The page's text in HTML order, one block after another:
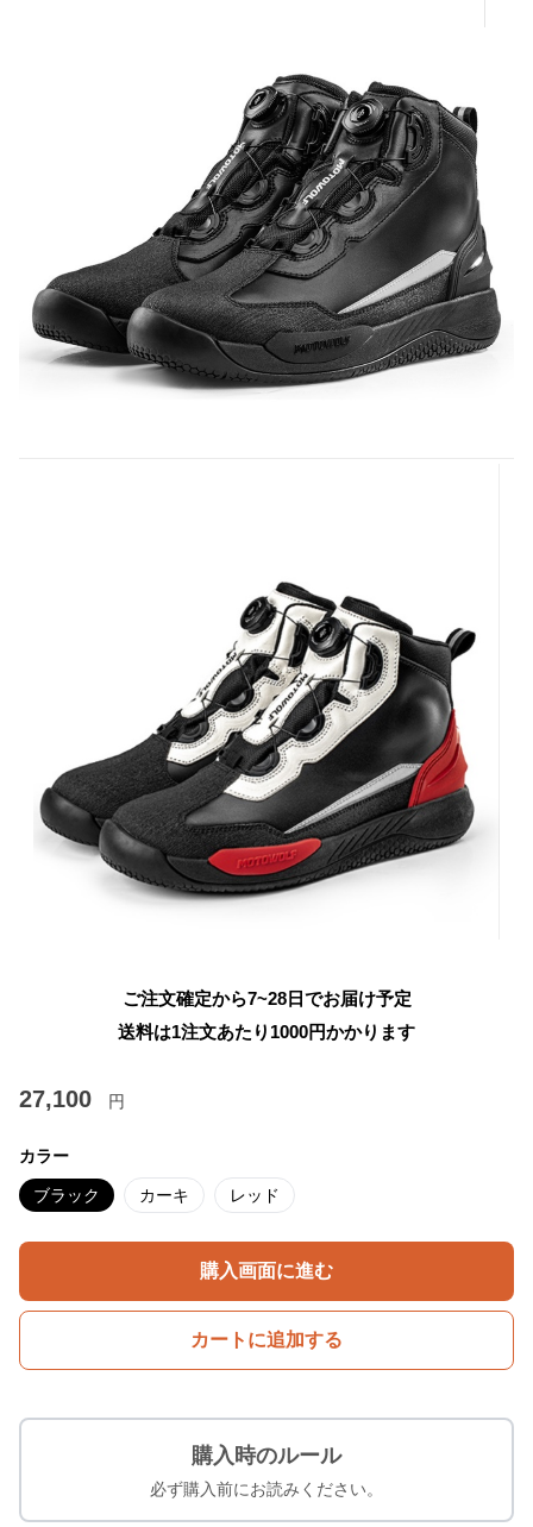
ご注文確定から7~28日でお届け予定
送料は1注文あたり 1000円かかります
27,100 円
カラー
ブラック カーキ レッド
購入画面に進む
カートに追加する
購入時のルール
必ず購入前にお読みください。